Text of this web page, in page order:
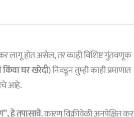
लागू होत असेल, तर काही विशिष्ट गुंतवणूक
घर खरेदी) निवडून तुम्ही काही प्रमाणात
आहे.
हे तपासावे. कारण विक्रीवेळी अनपेक्षित कर